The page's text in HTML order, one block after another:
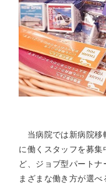
当病院では新病院移
に働くスタッフを募集
ど、ジョブ型パート
まざまな働き方が選